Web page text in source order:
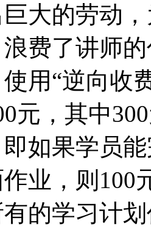
大的劳动
费了讲师
用“逆向收
元，其中
如果学员
业，则100
的学习计